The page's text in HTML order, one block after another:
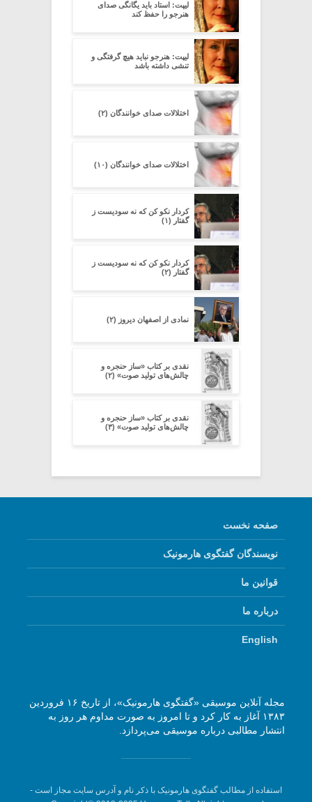
لیپت: استاد باید یگانگی صدای
هنرجو را حفظ کند
لیپت: هنرجو نباید هیچ گرفتگی و
تنشی داشته باشد
اختلالات صدای خوانندگان (۲)
اختلالات صدای خوانندگان (۱۰)
کردار نکو کن که نه سودیست ز
گفتار (۱)
کردار نکو کن که نه سودیست ز
گفتار (۲)
نمادی از اصفهان دیروز (۲)
نقدی بر کتاب «ساز حنجره و
چالش‌های تولید صوت» (۲)
نقدی بر کتاب «ساز حنجره و
چالش‌های تولید صوت» (۳)
صفحه نخست
نویسندگان گفتگوی هارمونیک
قوانین ما
درباره ما
English
مجله آنلاین موسیقی «گفتگوی هارمونیک»، از تاریخ ۱۶ فروردین
۱۳۸۳ آغاز به کار کرد و تا امروز به صورت مداوم هر روز به
انتشار مطالبی درباره موسیقی می‌پردازد.
استفاده از مطالب گفتگوی هارمونیک با ذکر نام و آدرس سایت مجاز است -